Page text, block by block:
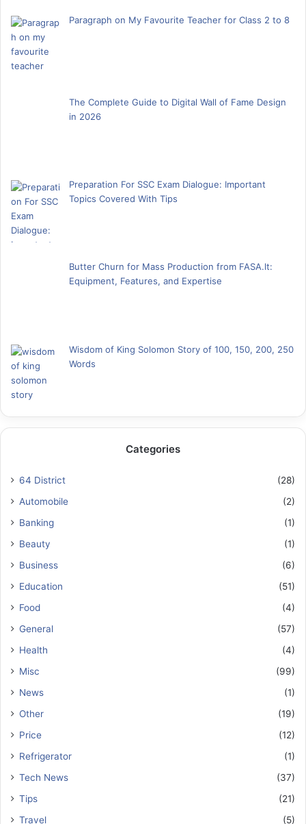
Paragraph on My Favourite Teacher for Class 2 to 8
The Complete Guide to Digital Wall of Fame Design
in 2026
Preparation For SSC Exam Dialogue: Important
Topics Covered With Tips
Butter Churn for Mass Production from FASA.lt:
Equipment, Features, and Expertise
Wisdom of King Solomon Story of 100, 150, 200, 250
Words
Categories
64 District
(28)
Automobile
(2)
Banking
(1)
Beauty
(1)
Business
(6)
Education
(51)
Food
(4)
General
(57)
Health
(4)
Misc
(99)
News
(1)
Other
(19)
Price
(12)
Refrigerator
(1)
Tech News
(37)
Tips
(21)
Travel
(5)